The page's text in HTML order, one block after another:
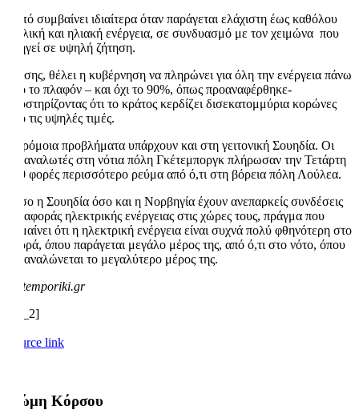
Αυτό συμβαίνει ιδιαίτερα όταν παράγεται ελάχιστη έως καθόλου
αιολική και ηλιακή ενέργεια, σε συνδυασμό με τον χειμώνα που
οδηγεί σε υψηλή ζήτηση.
Επίσης, θέλει η κυβέρνηση να πληρώνει για όλη την ενέργεια πάνω
από το πλαφόν – και όχι το 90%, όπως προαναφέρθηκε-
υποστηρίζοντας ότι το κράτος κερδίζει δισεκατομμύρια κορώνες
από τις υψηλές τιμές.
Παρόμοια προβλήματα υπάρχουν και στη γειτονική Σουηδία. Οι
καταναλωτές στη νότια πόλη Γκέτεμποργκ πλήρωσαν την Τετάρτη
190 φορές περισσότερο ρεύμα από ό,τι στη βόρεια πόλη Λούλεα.
Τόσο η Σουηδία όσο και η Νορβηγία έχουν ανεπαρκείς συνδέσεις
μεταφοράς ηλεκτρικής ενέργειας στις χώρες τους, πράγμα που
σημαίνει ότι η ηλεκτρική ενέργεια είναι συχνά πολύ φθηνότερη στο
βορρά, όπου παράγεται μεγάλο μέρος της, από ό,τι στο νότο, όπου
καταναλώνεται το μεγαλύτερο μέρος της.
naftemporiki.gr
[ad_2]
Source link
Θώμη Κόρσου